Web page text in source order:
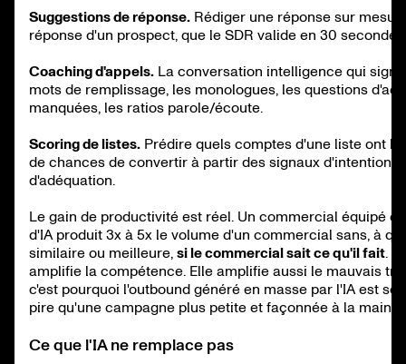
Suggestions de réponse. Rédiger une réponse sur
réponse d'un prospect, que le SDR valide en 30 secondes.
Coaching d'appels. La conversation intelligence qui
mots de remplissage, les monologues, les questions
manquées, les ratios parole/écoute.
Scoring de listes. Prédire quels comptes d'une liste ont le
de chances de convertir à partir des signaux d'intention
d'adéquation.
Le gain de productivité est réel. Un commercial équipé
d'IA produit 3x à 5x le volume d'un commercial sans, à
similaire ou meilleure, si le commercial sait ce qu'il fait.
amplifie la compétence. Elle amplifie aussi le mauvais
c'est pourquoi l'outbound généré en masse par l'IA est
pire qu'une campagne plus petite et façonnée à la main.
Ce que l'IA ne remplace pas